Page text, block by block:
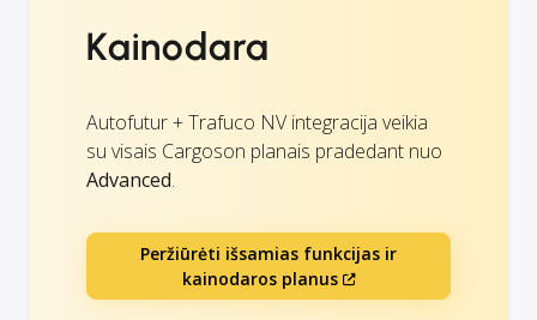
Kainodara
Autofutur + Trafuco NV integracija veikia
su visais Cargoson planais pradedant nuo
Advanced.
Peržiūrėti išsamias funkcijas ir
kainodaros planus